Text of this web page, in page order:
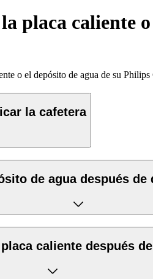
placa caliente
o el depósito de agua de su
la cafetera
de agua después de
caliente después